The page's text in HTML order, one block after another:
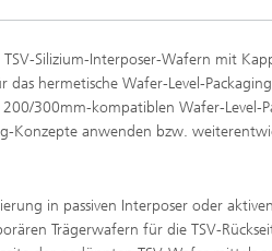
Silizium-Interposer-Wafern mit
hermetische Wafer-Level-
300mm-kompatiblen Wafer-Level-
Konzepte anwenden bzw.
in passiven Interposer oder
Trägerwafern für die TSV-